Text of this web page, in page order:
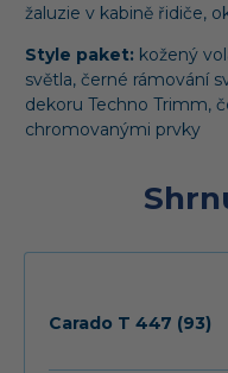
žaluzie v kabině řidiče,
Style paket: kožený
světla, černé rámování
dekoru Techno Trimm,
chromovanými prvky
Carado T 447 (93)